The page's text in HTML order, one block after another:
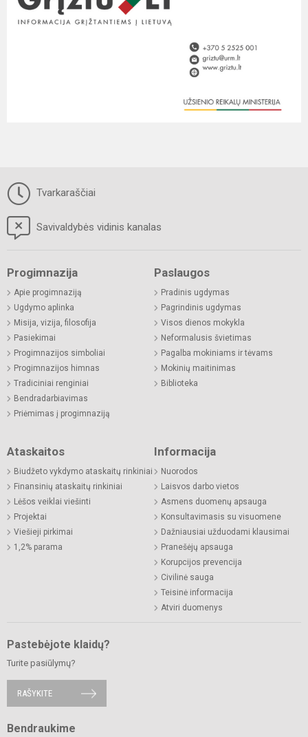
Tvarkaraščiai
Savivaldybės vidinis kanalas
Progimnazija
Apie progimnaziją
Ugdymo aplinka
Misija, vizija, filosofija
Pasiekimai
Progimnazijos simboliai
Progimnazijos himnas
Tradiciniai renginiai
Bendradarbiavimas
Priėmimas į progimnaziją
Paslaugos
Pradinis ugdymas
Pagrindinis ugdymas
Visos dienos mokykla
Neformalusis švietimas
Pagalba mokiniams ir tėvams
Mokinių maitinimas
Biblioteka
Ataskaitos
Biudžeto vykdymo ataskaitų rinkiniai
Finansinių ataskaitų rinkiniai
Lėšos veiklai viešinti
Projektai
Viešieji pirkimai
1,2% parama
Informacija
Nuorodos
Laisvos darbo vietos
Asmens duomenų apsauga
Konsultavimasis su visuomene
Dažniausiai užduodami klausimai
Pranešėjų apsauga
Korupcijos prevencija
Civilinė sauga
Teisinė informacija
Atviri duomenys
Pastebėjote klaidų?
Turite pasiūlymų?
RAŠYKITE
Bendraukime